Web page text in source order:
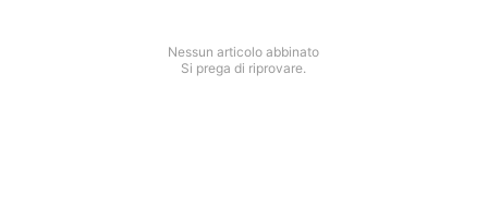
Nessun articolo abbinato
Si prega di riprovare.